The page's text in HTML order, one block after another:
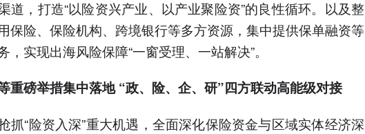
道，打造“以险资兴产业、以产业聚险资”的良性循环。以及整
保险、保险机构、跨境银行等多方资源，集中提供保单融资等
，实现出海风险保障“一窗受理、一站解决”。
重磅举措集中落地 “政、险、企、研”四方联动高能级对接
抓“险资入深”重大机遇，全面深化保险资金与区域实体经济深